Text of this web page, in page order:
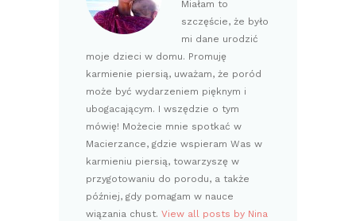
Miałam to
szczęście, że było
mi dane urodzić
moje dzieci w domu. Promuję
karmienie piersią, uważam, że poród
może być wydarzeniem pięknym i
ubogacającym. I wszędzie o tym
mówię! Możecie mnie spotkać w
Macierzance, gdzie wspieram Was w
karmieniu piersią, towarzyszę w
przygotowaniu do porodu, a także
później, gdy pomagam w nauce
wiązania chust. View all posts by Nina